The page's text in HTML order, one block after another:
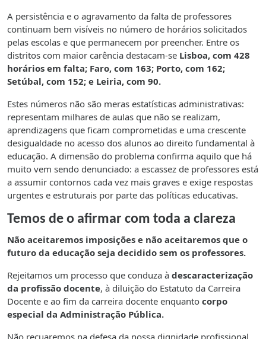
A persistência e o agravamento da falta de professores
continuam bem visíveis no número de horários solicitados
pelas escolas e que permanecem por preencher. Entre os
distritos com maior carência destacam-se Lisboa, com 428
horários em falta; Faro, com 163; Porto, com 162;
Setúbal, com 152; e Leiria, com 90.
Estes números não são meras estatísticas administrativas:
representam milhares de aulas que não se realizam,
aprendizagens que ficam comprometidas e uma crescente
desigualdade no acesso dos alunos ao direito fundamental à
educação. A dimensão do problema confirma aquilo que há
muito vem sendo denunciado: a escassez de professores está
a assumir contornos cada vez mais graves e exige respostas
urgentes e estruturais por parte das políticas educativas.
Temos de o afirmar com toda a clareza
Não aceitaremos imposições e não aceitaremos que o
futuro da educação seja decidido sem os professores.
Rejeitamos um processo que conduza à descaracterização
da profissão docente, à diluição do Estatuto da Carreira
Docente e ao fim da carreira docente enquanto corpo
especial da Administração Pública.
Não recuaremos na defesa da nossa dignidade profissional,